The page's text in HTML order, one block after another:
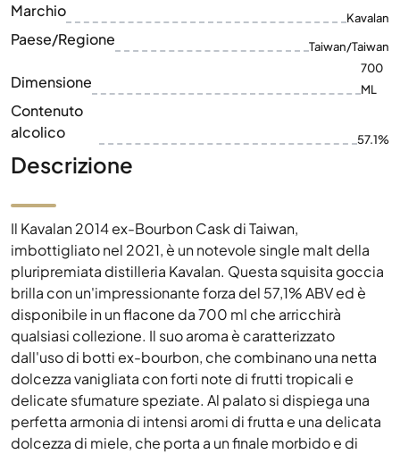
Marchio Kavalan
Paese/Regione Taiwan/Taiwan
Dimensione
700
ML
Contenuto
alcolico
57.1%
Descrizione
Il Kavalan 2014 ex-Bourbon Cask di Taiwan,
imbottigliato nel 2021, è un notevole single malt della
pluripremiata distilleria Kavalan. Questa squisita goccia
brilla con un'impressionante forza del 57,1% ABV ed è
disponibile in un flacone da 700 ml che arricchirà
qualsiasi collezione. Il suo aroma è caratterizzato
dall'uso di botti ex-bourbon, che combinano una netta
dolcezza vanigliata con forti note di frutti tropicali e
delicate sfumature speziate. Al palato si dispiega una
perfetta armonia di intensi aromi di frutta e una delicata
dolcezza di miele, che porta a un finale morbido e di